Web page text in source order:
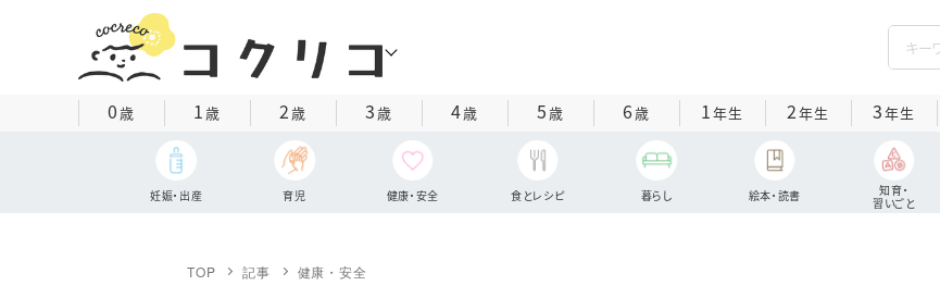
0歳 1歳 2歳 3歳 4歳 5歳 6歳 1年生 2年生 3年生
妊娠・出産 育児 健康・安全 食とレシピ 暮らし 絵本・読書
知育・
習いごと
TOP 記事 健康・安全